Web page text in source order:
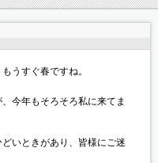
うすぐ春ですね。
今年もそろそろ私に来てま
いときがあり、皆様にご迷